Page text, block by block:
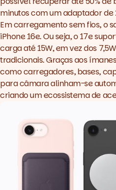
minutos com um adaptador de
Em carregamento sem fios, o
iPhone 16e. Ou seja, o 17e
carga até 15W, em vez dos
tradicionais. Graças aos
como carregadores, bases,
para câmara alinham-se
criando um ecossistema de